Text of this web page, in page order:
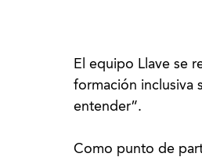
El equipo Llave se
formación inclusiva
entender”.
Como punto de